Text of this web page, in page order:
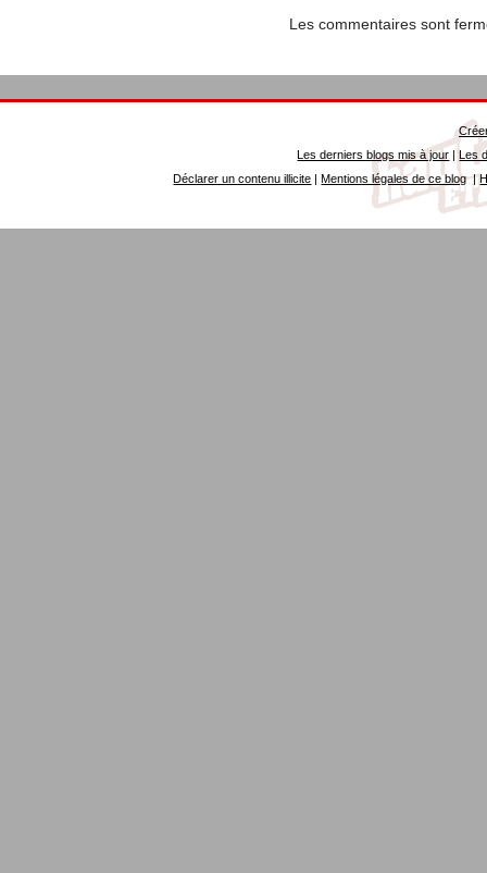
Les commentaires sont
Les derniers blogs mis à jour |Les
Déclarer un contenu illicite |Mentions légales de ce blog|